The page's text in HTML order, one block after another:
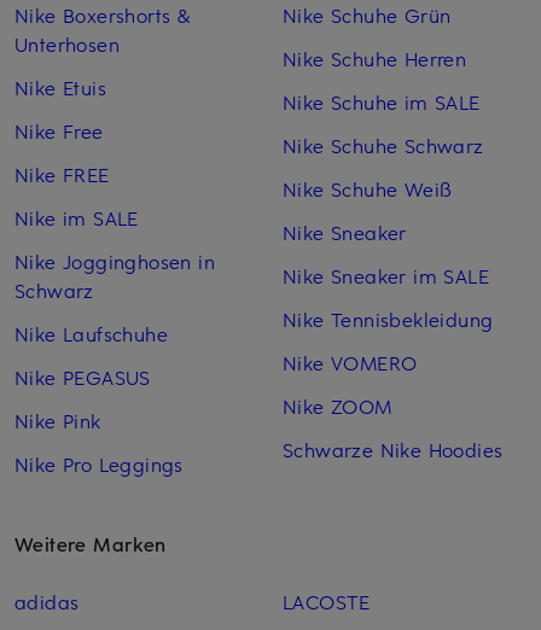
Nike Boxershorts &
Unterhosen
Nike Etuis
Nike Free
Nike FREE
Nike im SALE
Nike Jogginghosen in
Schwarz
Nike Laufschuhe
Nike PEGASUS
Nike Pink
Nike Pro Leggings
Nike Schuhe Grün
Nike Schuhe Herren
Nike Schuhe im SALE
Nike Schuhe Schwarz
Nike Schuhe Weiß
Nike Sneaker
Nike Sneaker im SALE
Nike Tennisbekleidung
Nike VOMERO
Nike ZOOM
Schwarze Nike Hoodies
Weitere Marken
adidas
LACOSTE